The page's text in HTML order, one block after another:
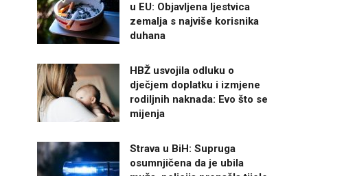
u EU: Objavljena ljestvica
zemalja s najviše korisnika
duhana
HBŽ usvojila odluku o
dječjem doplatku i izmjene
rodiljnih naknada: Evo što se
mijenja
Strava u BiH: Supruga
osumnjičena da je ubila